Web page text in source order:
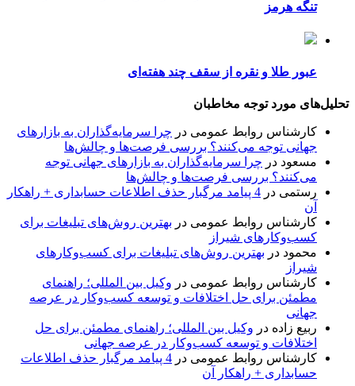
تنگه هرمز
عبور طلا و نقره از سقف چند هفته‌ای
تحلیل‌های مورد توجه مخاطبان
کارشناس روابط عمومی در چرا سرمایه‌گذاران به بازارهای
جهانی توجه می‌کنند؟ بررسی فرصت‌ها و چالش‌ها
مسعود در چرا سرمایه‌گذاران به بازارهای جهانی توجه
می‌کنند؟ بررسی فرصت‌ها و چالش‌ها
رستمی در
4 پیامد مرگبار حذف اطلاعات حسابداری + راهکار
آن
کارشناس روابط عمومی در بهترین روش‌های تبلیغات برای
کسب‌وکارهای شیراز
محمود در بهترین روش‌های تبلیغات برای کسب‌وکارهای
شیراز
کارشناس روابط عمومی در وکیل بین المللی؛ راهنمای
مطمئن برای حل اختلافات و توسعه کسب‌وکار در عرصه
جهانی
ربیع زاده در وکیل بین المللی؛ راهنمای مطمئن برای حل
اختلافات و توسعه کسب‌وکار در عرصه جهانی
کارشناس روابط عمومی در
4 پیامد مرگبار حذف اطلاعات
حسابداری + راهکار آن